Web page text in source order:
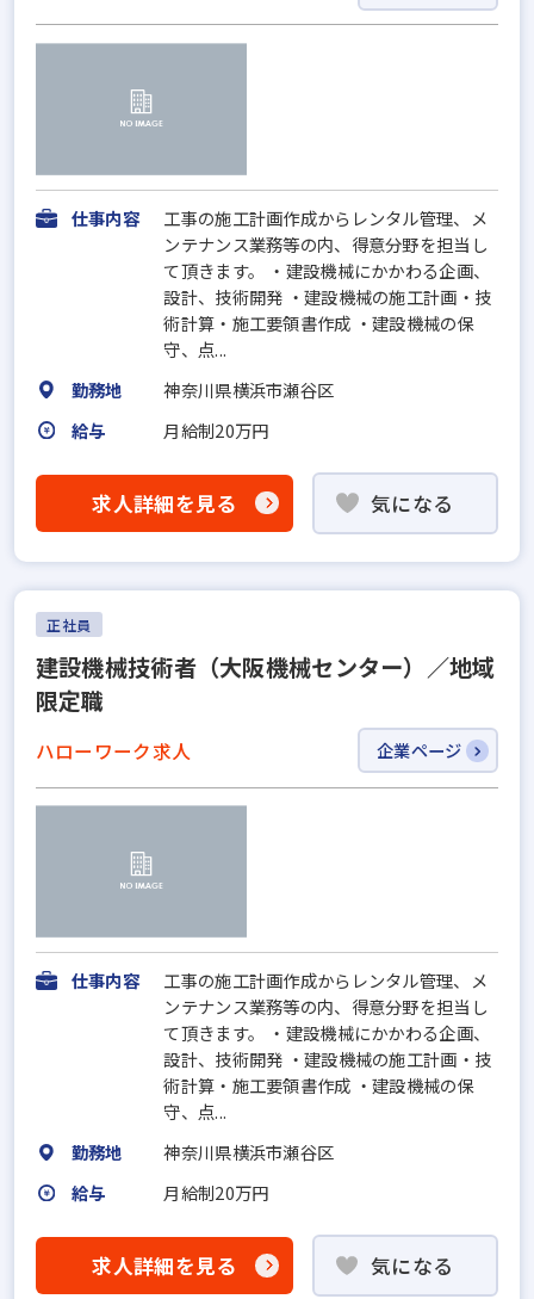
仕事内容
工事の施工計画作成からレンタル管理、メ
ンテナンス業務等の内、得意分野を担当し
て頂きます。 ・建設機械にかかわる企画、
設計、技術開発 ・建設機械の施工計画・技
術計算・施工要領書作成 ・建設機械の保
守、点...
勤務地
神奈川県横浜市瀬谷区
給与
月給制20万円
求人詳細を見る 気になる
正社員
建設機械技術者（大阪機械センター）／地域
限定職
ハローワーク求人 企業ページ
仕事内容
工事の施工計画作成からレンタル管理、メ
ンテナンス業務等の内、得意分野を担当し
て頂きます。 ・建設機械にかかわる企画、
設計、技術開発 ・建設機械の施工計画・技
術計算・施工要領書作成 ・建設機械の保
守、点...
勤務地
神奈川県横浜市瀬谷区
給与
月給制20万円
求人詳細を見る 気になる